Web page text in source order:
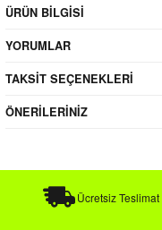
ÜRÜN BİLGİSİ
YORUMLAR
TAKSİT SEÇENEKLERİ
ÖNERİLERİNİZ
Ücretsiz Teslimat